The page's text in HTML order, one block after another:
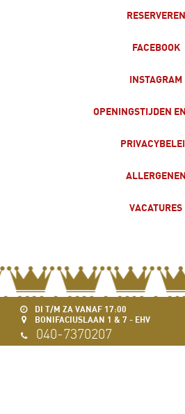
RESERVEREN
FACEBOOK
INSTAGRAM
OPENINGSTIJDEN
ALLERGENEN
VACATURES
DI T/M ZA VANAF 17:00
BONIFACIUSLAAN 1 & 7 - EHV
040-7370207